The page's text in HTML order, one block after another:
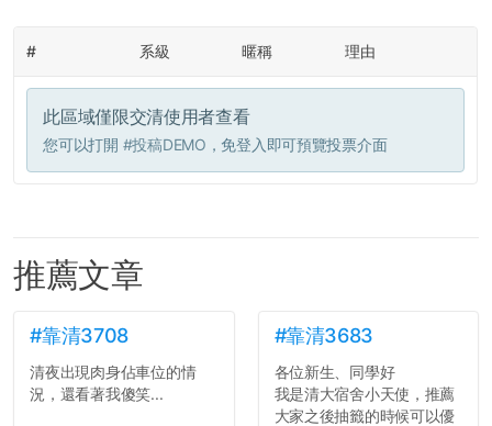
# 系級 暱稱 理由
此區域僅限交清使用者查看
您可以打開 #投稿DEMO ，免登入即可預覽投票介面
推薦文章
#靠清3708
清夜出現肉身佔車位的情
況，還看著我傻笑...
#靠清3683
各位新生、同學好
我是清大宿舍小天使，推薦
大家之後抽籤的時候可以優